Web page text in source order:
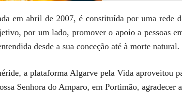
em abril de 2007, é constituída por uma rede
por um lado, promover o apoio a pessoas
desde a sua conceção até à morte natural.
a plataforma Algarve pela Vida aproveitou
Senhora do Amparo, em Portimão,